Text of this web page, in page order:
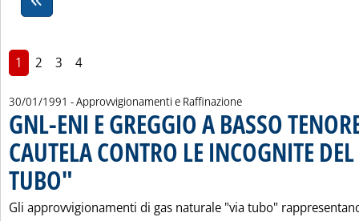
1 2 3 4
30/01/1991 - Approvvigionamenti e Raffinazione
GNL-ENI E GREGGIO A BASSO
CAUTELA CONTRO LE INCOGNITE
TUBO"
Gli approvvigionamenti di gas naturale "via tubo"